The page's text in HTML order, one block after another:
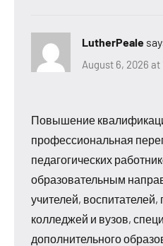
LutherPeale
August 6, 2026 at
Повышение
профессиональная
педагогических
образовательным
учителей,
колледжей и вузов,
дополнительного